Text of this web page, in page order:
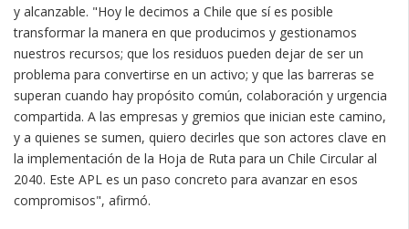
y alcanzable. "Hoy le decimos a Chile que sí es posible
transformar la manera en que producimos y gestionamos
nuestros recursos; que los residuos pueden dejar de ser un
problema para convertirse en un activo; y que las barreras se
superan cuando hay propósito común, colaboración y urgencia
compartida. A las empresas y gremios que inician este camino,
y a quienes se sumen, quiero decirles que son actores clave en
la implementación de la Hoja de Ruta para un Chile Circular al
2040. Este APL es un paso concreto para avanzar en esos
compromisos", afirmó.